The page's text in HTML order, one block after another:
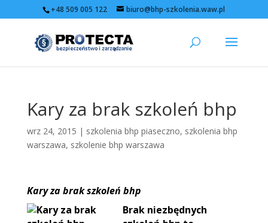
+48 509 005 122 biuro@bhp-szkolenia.waw.pl
Kary za brak szkoleń bhp
wrz 24, 2015 | szkolenia bhp piaseczno, szkolenia bhp
warszawa, szkolenie bhp warszawa
Kary za brak szkoleń bhp
Brak niezbędnych